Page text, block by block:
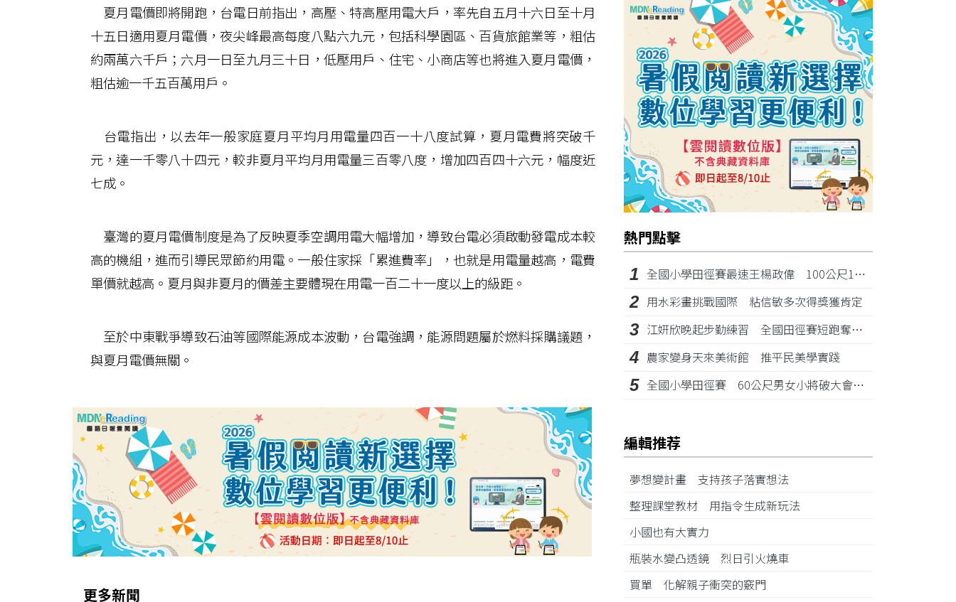
夏月電價即將開跑，台電日前指出，高壓、特高壓用電大戶，率先自五月十六日至十月
十五日適用夏月電價，夜尖峰最高每度八點六九元，包括科學園區、百貨旅館業等，粗估
約兩萬六千戶；六月一日至九月三十日，低壓用戶、住宅、小商店等也將進入夏月電價，
粗估逾一千五百萬用戶。
台電指出，以去年一般家庭夏月平均月用電量四百一十八度試算，夏月電費將突破千
元，達一千零八十四元，較非夏月平均月用電量三百零八度，增加四百四十六元，幅度近
七成。
臺灣的夏月電價制度是為了反映夏季空調用電大幅增加，導致台電必須啟動發電成本較
高的機組，進而引導民眾節約用電。一般住家採「累進費率」，也就是用電量越高，電費
單價就越高。夏月與非夏月的價差主要體現在用電一百二十一度以上的級距。
至於中東戰爭導致石油等國際能源成本波動，台電強調，能源問題屬於燃料採購議題，
與夏月電價無關。
更多新聞
熱門點擊
1 全國小學田徑賽最速王楊政偉 100公尺11秒87奪金
2 用水彩畫挑戰國際 粘信敏多次得獎獲肯定
3 江姸欣晚起步勤練習 全國田徑賽短跑奪金摘銅
4 農家變身天來美術館 推平民美學實踐
5 全國小學田徑賽 60公尺男女小將破大會紀錄
編輯推荐
夢想變計畫 支持孩子落實想法
整理課堂教材 用指令生成新玩法
小國也有大實力
瓶裝水變凸透鏡 烈日引火燒車
買單 化解親子衝突的竅門